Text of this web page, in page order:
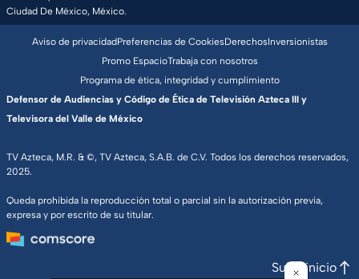
Ciudad De México, México.
TV Azteca, M.R. & ©, TV Azteca, S.A.B. de C.V. Todos los derechos reservados,
2025.
Queda prohibida la reproducción total o parcial sin la autorización previa,
expresa y por escrito de su titular.
Aviso de privacidadPreferencias de CookiesDerechosInversionistas
Promo EspacioTrabaja con nosotros
Programa de ética, integridad y cumplimiento
Defensor de Audiencias y Código de Ética de Televisión Azteca III y
Televisora del Valle de México
Subir inicio